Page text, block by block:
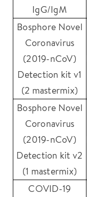
IgG/IgM
Bosphore Novel
Coronavirus
(2019-nCoV)
Detection kit v1
(2 mastermix)
Bosphore Novel
Coronavirus
(2019-nCoV)
Detection kit v2
(1 mastermix)
COVID-19